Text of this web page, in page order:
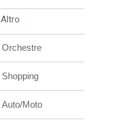
Altro
Orchestre
Shopping
Auto/Moto